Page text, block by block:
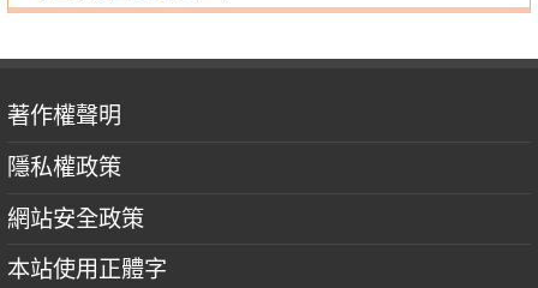
著作權聲明
隱私權政策
網站安全政策
本站使用正體字